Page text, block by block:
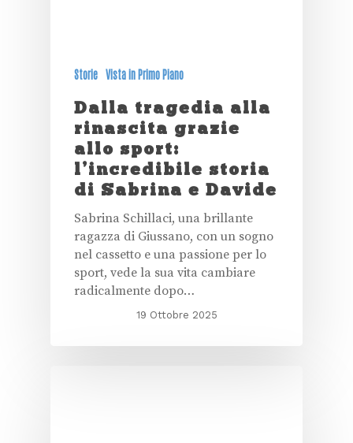
Storie Vista in Primo Piano
Dalla tragedia alla
rinascita grazie
allo sport:
l’incredibile storia
di Sabrina e Davide
Sabrina Schillaci, una brillante
ragazza di Giussano, con un sogno
nel cassetto e una passione per lo
sport, vede la sua vita cambiare
radicalmente dopo…
19 Ottobre 2025